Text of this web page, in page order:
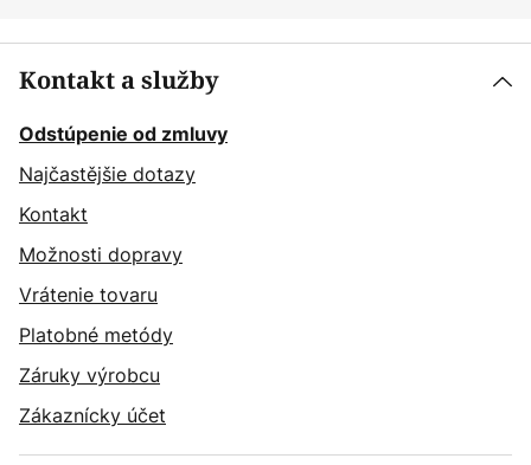
Kontakt a služby
Odstúpenie od zmluvy
Najčastějšie dotazy
Kontakt
Možnosti dopravy
Vrátenie tovaru
Platobné metódy
Záruky výrobcu
Zákaznícky účet